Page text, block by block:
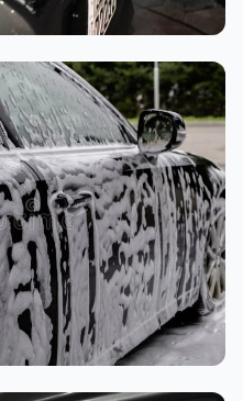
تنظيف داخلي